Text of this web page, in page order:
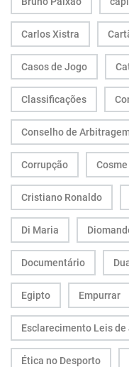
Carlos Xistra
Casos de Jogo
Classificações
Conselho de
Corrupção
Cristiano Ronaldo
Di Maria
Documentário
Egipto Empurrar
Esclarecimento Leis de
Ética no Desporto